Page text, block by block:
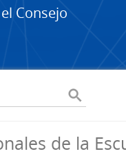
Consejo
de la